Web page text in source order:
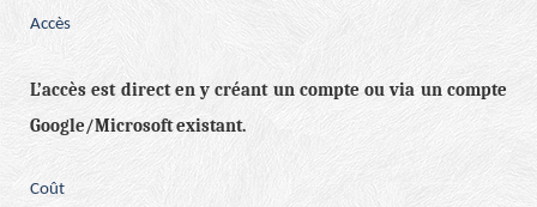
Accès
L’accès est direct en y créant un compte ou via un compte
Google/Microsoft existant.
Coût